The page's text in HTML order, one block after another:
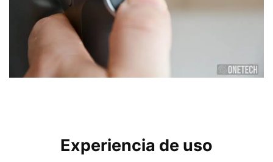
Experiencia de uso